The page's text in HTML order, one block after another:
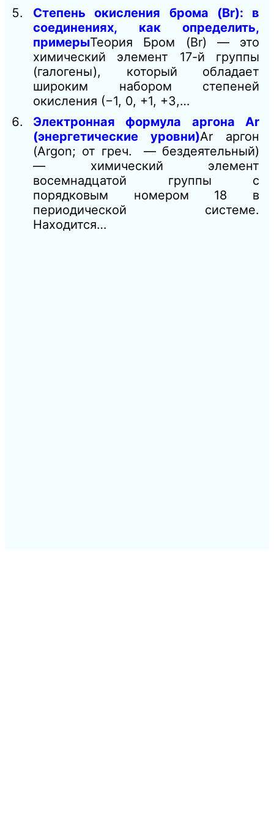
Степень окисления брома (Br): в
соединениях, как определить,
примерыТеория Бром (Br) — это
химический элемент 17-й группы
(галогены), который обладает
широким набором степеней
окисления (−1, 0, +1, +3,…
Электронная формула аргона Ar
(энергетические уровни)Ar аргон
(Argon; от греч. — бездеятельный)
— химический элемент
восемнадцатой группы с
порядковым номером 18 в
периодической системе.
Находится…